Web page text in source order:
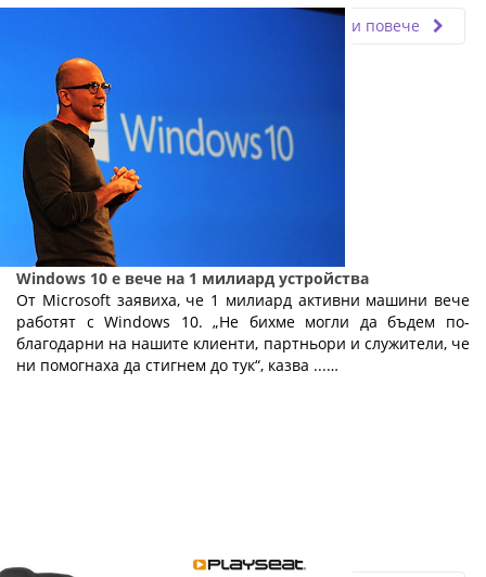
Прочети повече
Windows 10 е вече на 1 милиард устройства
От Microsoft заявиха, че 1 милиард активни машини вече
работят с Windows 10. „Не бихме могли да бъдем по-
благодарни на нашите клиенти, партньори и служители, че
ни помогнаха да стигнем до тук“, казва ...…